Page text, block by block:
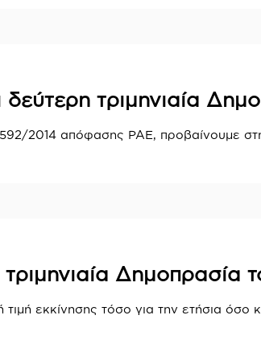
τριμηνιαία
2014 απόφασης ΡΑΕ, προβαίνουμε
Δημοπρασία
εκκίνησης τόσο για την ετήσια όσο